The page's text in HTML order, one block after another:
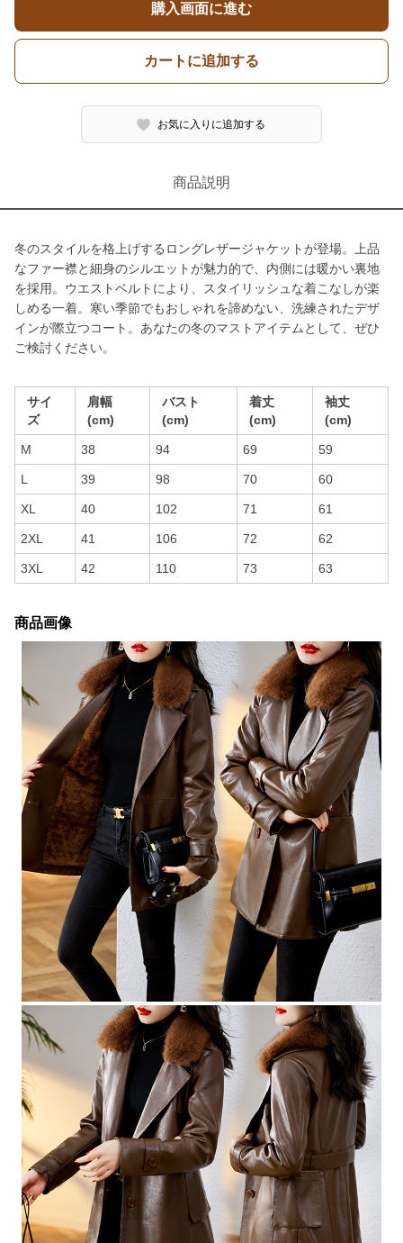
購入画面に進む
カートに追加する
お気に入りに追加する
商品説明
冬のスタイルを格上げするロングレザージャケットが登場。上品
なファー襟と細身のシルエットが魅力的で、内側には暖かい裏地
を採用。ウエストベルトにより、スタイリッシュな着こなしが楽
しめる一着。寒い季節でもおしゃれを諦めない、洗練されたデザ
インが際立つコート。あなたの冬のマストアイテムとして、ぜひ
ご検討ください。
サイ
ズ
肩幅
(cm)
バスト
(cm)
着丈
(cm)
袖丈
(cm)
M 38 94 69 59
L 39 98 70 60
XL 40 102 71 61
2XL 41 106 72 62
3XL 42 110 73 63
商品画像